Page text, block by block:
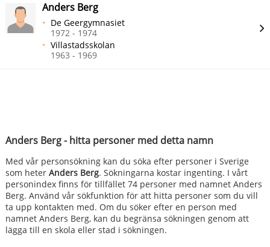
Anders Berg - hitta personer med detta namn
Med vår personsökning kan du söka efter personer i Sverige
som heter Anders Berg. Sökningarna kostar ingenting. I vårt
personindex finns för tillfället 74 personer med namnet Anders
Berg. Använd vår sökfunktion för att hitta personer som du vill
ta upp kontakten med. Om du söker efter en person med
namnet Anders Berg, kan du begränsa sökningen genom att
lägga till en skola eller stad i sökningen.
Anders Berg
De Geergymnasiet
1972 - 1974
Villastadsskolan
1963 - 1969